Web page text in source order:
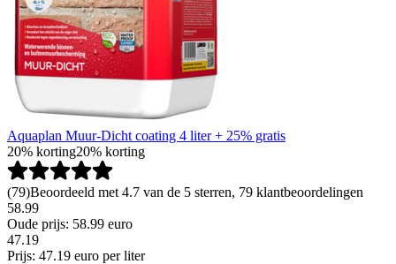
Aquaplan Muur-Dicht coating 4 liter + 25% gratis
20% korting20% korting
(79)Beoordeeld met 4.7 van de 5 sterren, 79 klantbeoordelingen
58.99
Oude prijs: 58.99 euro
47.19
Prijs: 47.19 euro per liter